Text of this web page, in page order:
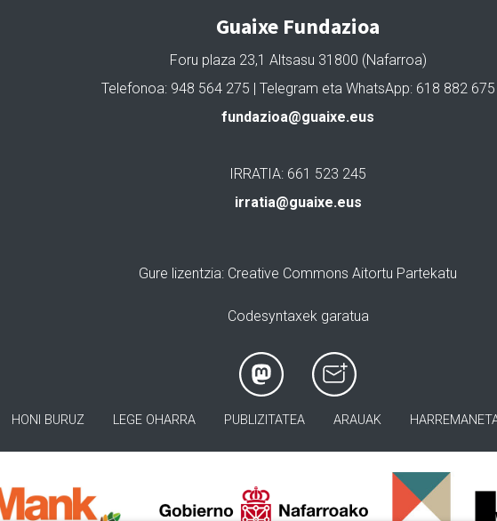
Guaixe Fundazioa
Foru plaza 23,1 Altsasu 31800 (Nafarroa)
Telefonoa: 948 564 275 | Telegram eta WhatsApp: 618 882 675
fundazioa@guaixe.eus
IRRATIA: 661 523 245
irratia@guaixe.eus
Gure lizentzia: Creative Commons Aitortu Partekatu
Codesyntaxek garatua
HONI BURUZ LEGE OHARRA PUBLIZITATEA ARAUAK